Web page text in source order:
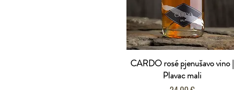
CARDO rosé pjenušavo vino |
Plavac mali